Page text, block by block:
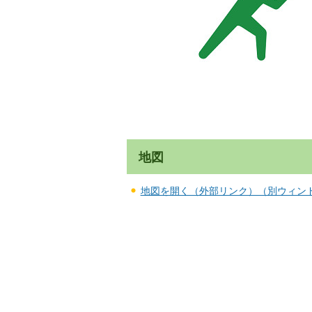
地図
地図を開く（外部リンク）（別ウィン